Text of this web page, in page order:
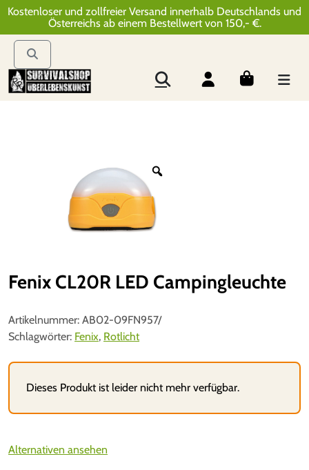
Kostenloser und zollfreier Versand innerhalb Deutschlands und
Österreichs ab einem Bestellwert von 150,- €.
Fenix CL20R LED Campingleuchte
Artikelnummer: AB02-09FN957/
Schlagwörter: Fenix, Rotlicht
Dieses Produkt ist leider nicht mehr verfügbar.
Alternativen ansehen